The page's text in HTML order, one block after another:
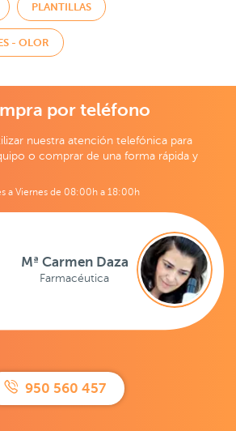
PLANTILLAS
- OLOR
por teléfono
nuestra atención telefónica para
o comprar de una forma rápida y
a Viernes de 08:00h a 18:00h
950 560 457
Mª Carmen Daza
Farmacéutica